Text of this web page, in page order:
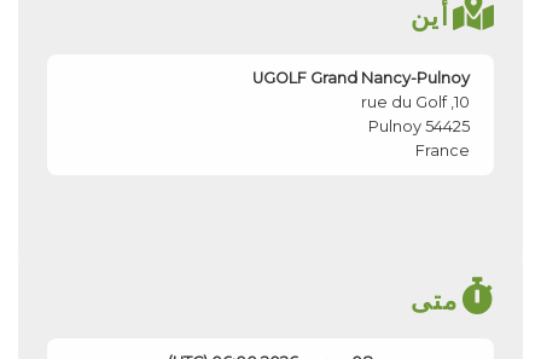
أين
UGOLF Grand Nancy-Pulnoy
10, rue du Golf
54425
Pulnoy
France
متى